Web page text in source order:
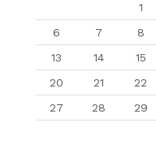
1
6
7 8
13
14 15
20
21 22
27
28 29